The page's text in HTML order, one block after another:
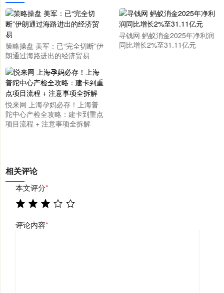
策略操盘 美军：已“完全切断”伊
朗通过海路进出的经济贸易
寻钱网 蚂蚁消金2025年净利润
同比增长2%至31.11亿元
悦来网 上海孕妈必存！上海普
陀中心产检全攻略：建卡到重点
项目流程 + 注意事项全拆解
相关评论
本文评分*
评论内容*